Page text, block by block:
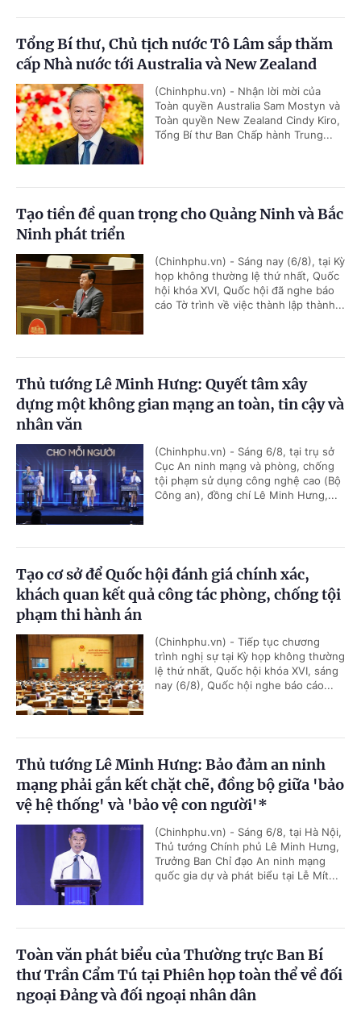
Tổng Bí thư, Chủ tịch nước Tô Lâm sắp thăm
cấp Nhà nước tới Australia và New Zealand
(Chinhphu.vn) - Nhận lời mời của
Toàn quyền Australia Sam Mostyn và
Toàn quyền New Zealand Cindy Kiro,
Tổng Bí thư Ban Chấp hành Trung...
Tạo tiền đề quan trọng cho Quảng Ninh và Bắc
Ninh phát triển
(Chinhphu.vn) - Sáng nay (6/8), tại Kỳ
họp không thường lệ thứ nhất, Quốc
hội khóa XVI, Quốc hội đã nghe báo
cáo Tờ trình về việc thành lập thành...
Thủ tướng Lê Minh Hưng: Quyết tâm xây
dựng một không gian mạng an toàn, tin cậy và
nhân văn
(Chinhphu.vn) - Sáng 6/8, tại trụ sở
Cục An ninh mạng và phòng, chống
tội phạm sử dụng công nghệ cao (Bộ
Công an), đồng chí Lê Minh Hưng,...
Tạo cơ sở để Quốc hội đánh giá chính xác,
khách quan kết quả công tác phòng, chống tội
phạm thi hành án
(Chinhphu.vn) - Tiếp tục chương
trình nghị sự tại Kỳ họp không thường
lệ thứ nhất, Quốc hội khóa XVI, sáng
nay (6/8), Quốc hội nghe báo cáo...
Thủ tướng Lê Minh Hưng: Bảo đảm an ninh
mạng phải gắn kết chặt chẽ, đồng bộ giữa 'bảo
vệ hệ thống' và 'bảo vệ con người'*
(Chinhphu.vn) - Sáng 6/8, tại Hà Nội,
Thủ tướng Chính phủ Lê Minh Hưng,
Trưởng Ban Chỉ đạo An ninh mạng
quốc gia dự và phát biểu tại Lễ Mít...
Toàn văn phát biểu của Thường trực Ban Bí
thư Trần Cẩm Tú tại Phiên họp toàn thể về đối
ngoại Đảng và đối ngoại nhân dân